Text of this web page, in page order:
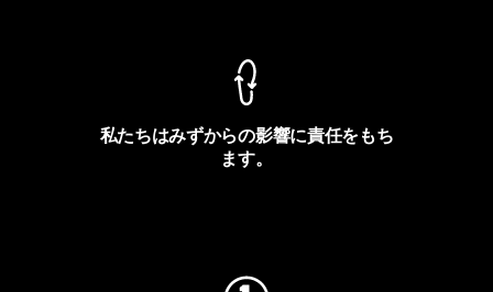
私たちはみずからの影響に責任をもち
ます。